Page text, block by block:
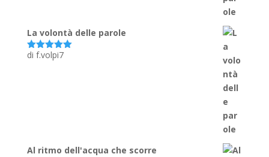
La volontà delle parole
Valutato 5
di f.volpi7
Al ritmo dell'acqua che scorre